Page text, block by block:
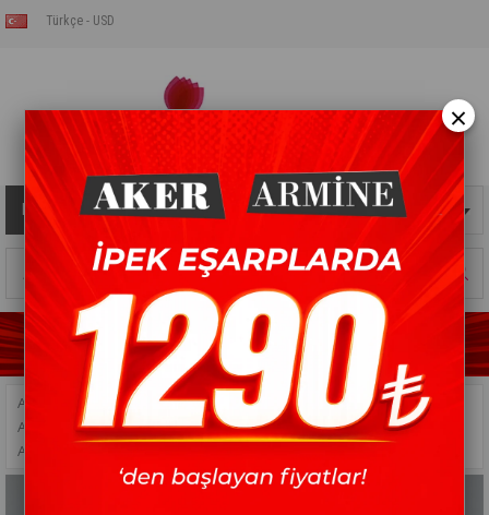
Türkçe - USD
Kategoriler Sepetim 0 Ürün
ANASAYFA> POLYESTER EŞARPLAR>
AKER POLYESTER EŞARP>
AKER SPORT EŞARP - 7232769-992 - SURA
×